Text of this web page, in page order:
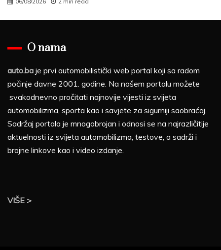
O nama
auto.ba je prvi automobilistički web portal koji sa radom
počinje davne 2001. godine. Na našem portalu možete
svakodnevno pročitati najnovije vijesti iz svijeta
automobilizma, sporta kao i savjete za sigurniji saobraćaj.
Sadržaj portala je mnogobrojan i odnosi se na najrazličitije
aktuelnosti iz svijeta automobilizma, testove, a sadrži i
brojne linkove kao i video izdanje.
VIŠE >